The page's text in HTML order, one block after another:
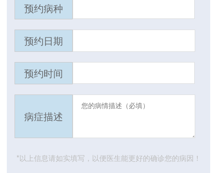
预约病种
预约日期
预约时间
病症描述
*以上信息请如实填写，以便医生能更好的确诊您的病因！